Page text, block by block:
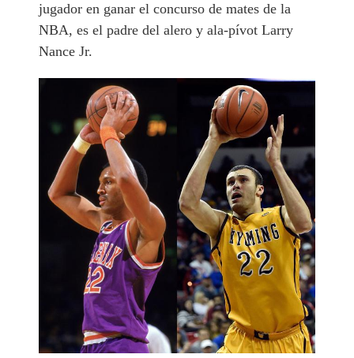
jugador en ganar el concurso de mates de la
NBA, es el padre del alero y ala-pívot Larry
Nance Jr.